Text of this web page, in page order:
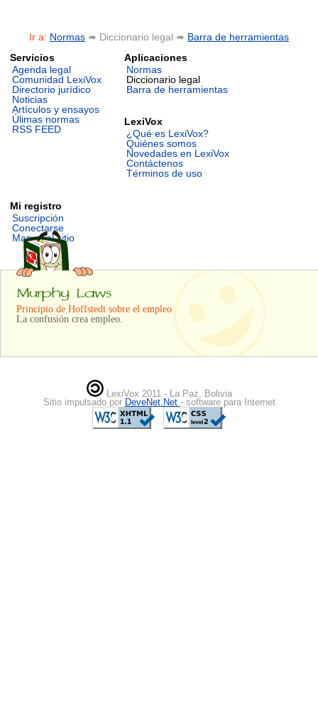
Ir a: Normas ➠ Diccionario legal ➠ Barra de herramientas
Servicios
Agenda legal
Comunidad LexiVox
Directorio jurídico
Noticias
Artículos y ensayos
Úlimas normas
RSS FEED
Aplicaciones
Normas
Diccionario legal
Barra de herramientas
LexiVox
¿Qué es LexiVox?
Quiénes somos
Novedades en LexiVox
Contáctenos
Términos de uso
Mi registro
Suscripción
Conectarse
Mapa del sitio
Principio de Hoffstedt sobre el empleo
La confusión crea empleo.
LexiVox 2011 - La Paz, Bolivia
Sitio impulsado por DeveNet.Net - software para Internet